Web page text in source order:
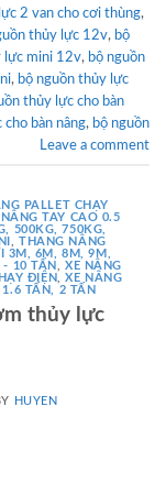
2 van cho cơi thùng,
thủy lực 12v, bộ
lực mini 12v, bộ nguồn
, bộ nguồn thủy lực
thủy lực cho bàn
cho bàn nâng, bộ nguồn
Leave a comment
PALLET CHẠY
NÂNG TAY CAO 0.5
500KG, 750KG,
,THANG NÂNG
3M, 6M, 8M, 9M,
- 10 TẤN,XE NÂNG
ĐIỆN,XE NÂNG
TẤN, 2 TẤN
thủy lực
HUYEN